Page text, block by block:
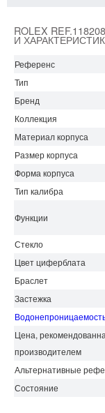
ROLEX
И
Референс
Тип
Бренд
Коллекция
Материал корпуса
Размер корпуса
Форма корпуса
Тип калибра
Функции
Стекло
Цвет циферблата
Браслет
Застежка
Цена,
производителем
Альтернативные
Состояние